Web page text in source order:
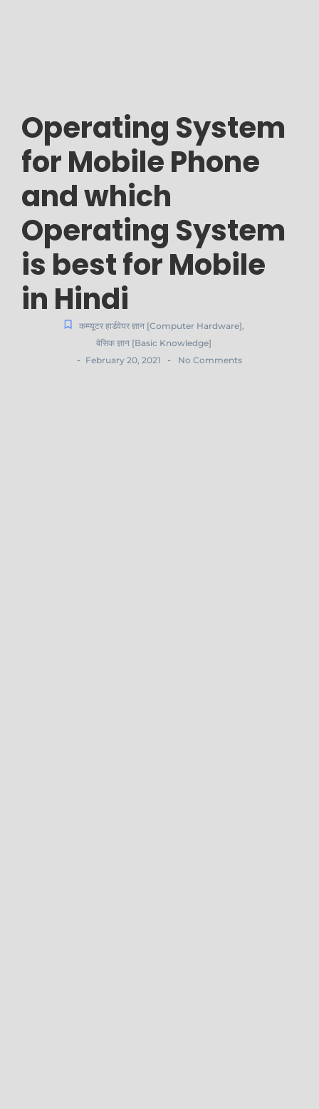
Operating System
for Mobile Phone
and which
Operating System
is best for Mobile
in Hindi
कम्प्यूटर हार्डवेयर ज्ञान [Computer Hardware],
बेसिक ज्ञान [Basic Knowledge]
- February 20, 2021 - No Comments